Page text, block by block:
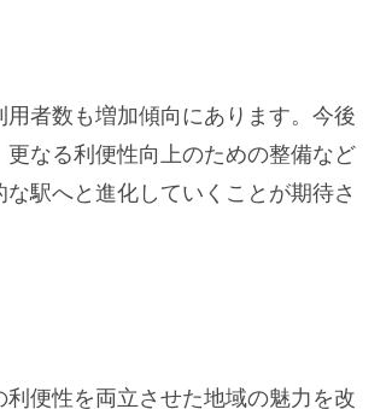
者数も増加傾向にあります。今後
なる利便性向上のための整備など
駅へと進化していくことが期待さ
便性を両立させた地域の魅力を改